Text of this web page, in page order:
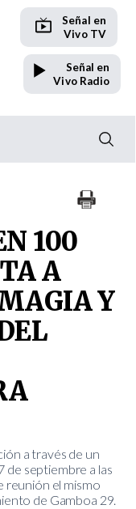
Señal en
Vivo TV
Señal en
Vivo Radio
100
A
Y
a través de un
de septiembre a las
reunión el mismo
de Gamboa 29.